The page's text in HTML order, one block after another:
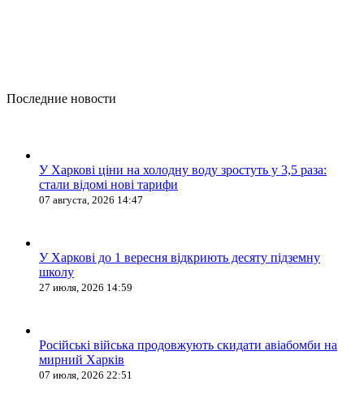
Последние новости
У Харкові ціни на холодну воду зростуть у 3,5 раза:
стали відомі нові тарифи
07 августа, 2026 14:47
У Харкові до 1 вересня відкриють десяту підземну
школу
27 июля, 2026 14:59
Російські війська продовжують скидати авіабомби на
мирний Харків
07 июля, 2026 22:51